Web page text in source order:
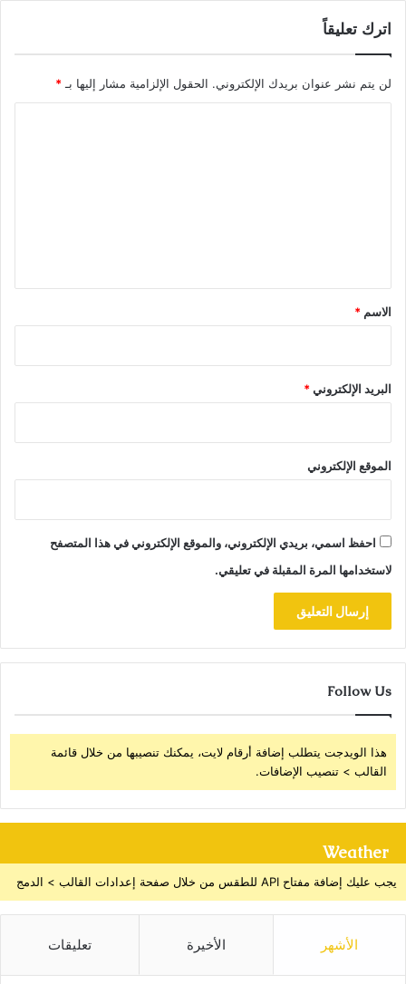
اترك تعليقاً
لن يتم نشر عنوان بريدك الإلكتروني. الحقول الإلزامية مشار إليها بـ *
*
الاسم *
البريد الإلكتروني*
الموقع الإلكتروني
احفظ اسمي، بريدي الإلكتروني، والموقع الإلكتروني في هذا المتصفح
لاستخدامها المرة المقبلة في تعليقي.
Follow Us
هذا الويدجت يتطلب إضافة أرقام لايت، يمكنك تنصيبها من خلال قائمة
القالب > تنصيب الإضافات.
Weather
يجب عليك إضافة مفتاح API للطقس من خلال صفحة إعدادات القالب > الدمج
الأشهر الأخيرة تعليقات